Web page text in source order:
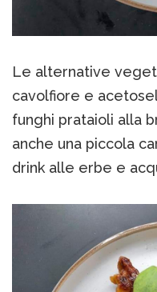
Le alternative
cavolfiore e
funghi prataioli alla
anche una piccola
drink alle erbe e